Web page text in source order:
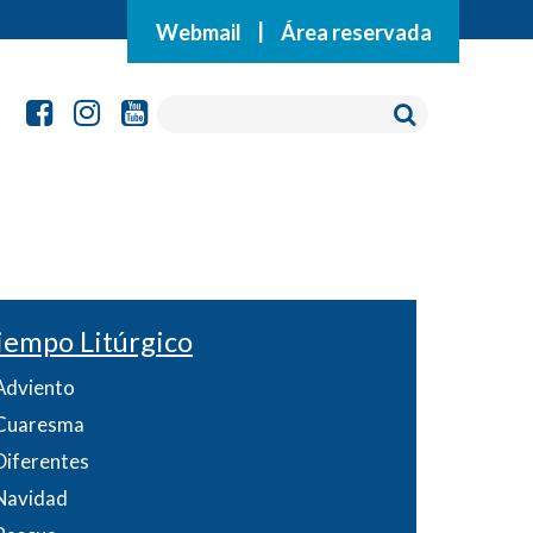
Webmail Área reservada
Litúrgico